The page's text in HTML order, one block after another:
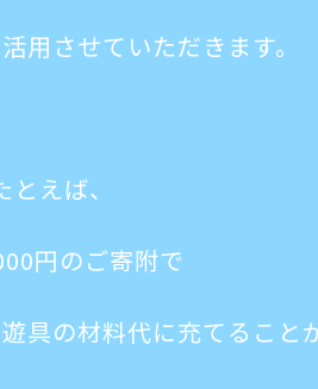
用させていただきます。
とえば、
円のご寄附で
具の材料代に充てること